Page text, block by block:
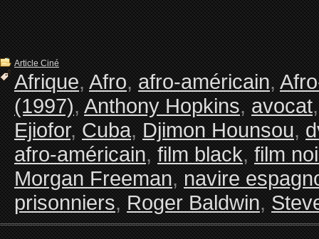
Article Ciné
Afrique,Afro,afro-américain,
(1997),Anthony Hopkins,avocat
Ejiofor,Cuba,Djimon Hounsou,
afro-américain,film black,film
Morgan Freeman,navire
prisonniers,Roger Baldwin,